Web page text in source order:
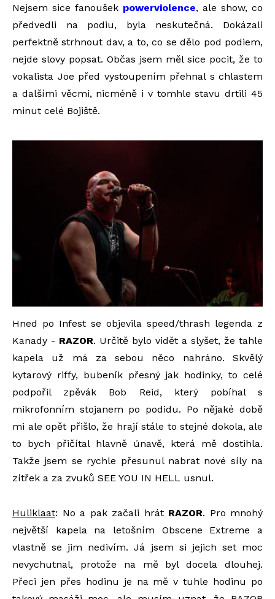
Nejsem sice fanoušek powerviolence, ale show, co
předvedli na podiu, byla neskutečná. Dokázali
perfektně strhnout dav, a to, co se dělo pod podiem,
nejde slovy popsat. Občas jsem měl sice pocit, že to
vokalista Joe před vystoupením přehnal s chlastem
a dalšími věcmi, nicméně i v tomhle stavu drtili 45
minut celé Bojiště.
Hned po Infest se objevila speed/thrash legenda z
Kanady - RAZOR. Určitě bylo vidět a slyšet, že tahle
kapela už má za sebou něco nahráno. Skvělý
kytarový riffy, bubeník přesný jak hodinky, to celé
podpořil zpěvák Bob Reid, který pobíhal s
mikrofonním stojanem po podidu. Po nějaké době
mi ale opět přišlo, že hrají stále to stejné dokola, ale
to bych přičítal hlavně únavě, která mě dostihla.
Takže jsem se rychle přesunul nabrat nové síly na
zítřek a za zvuků SEE YOU IN HELL usnul.
Huliklaat: No a pak začali hrát RAZOR. Pro mnohý
největší kapela na letošním Obscene Extreme a
vlastně se jim nedivím. Já jsem si jejich set moc
nevychutnal, protože na mě byl docela dlouhej.
Přeci jen přes hodinu je na mě v tuhle hodinu po